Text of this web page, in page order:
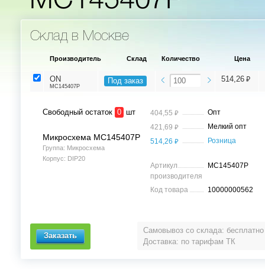
Склад в Москве
Самовывоз со склада: бесплатно
Доставка: по тарифам ТК
Производитель Склад Количество Цена
ON
MC145407P
Под заказ 514,26 ⃏
Свободный остаток 0 шт
Микросхема MC145407P
Группа: Микросхема
Корпус: DIP20
404,55 ⃏
Опт
421,69 ⃏
Мелкий опт
514,26 ⃏ Розница
Артикул
производителя
MC145407P
Код товара 10000000562